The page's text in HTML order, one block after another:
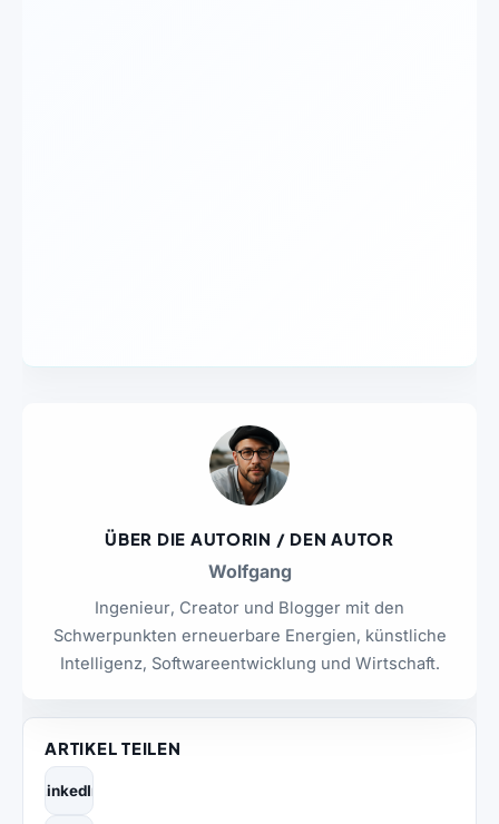
ÜBER DIE AUTORIN / DEN AUTOR
Wolfgang
Ingenieur, Creator und Blogger mit den
Schwerpunkten erneuerbare Energien, künstliche
Intelligenz, Softwareentwicklung und Wirtschaft.
ARTIKEL TEILEN
LinkedIn